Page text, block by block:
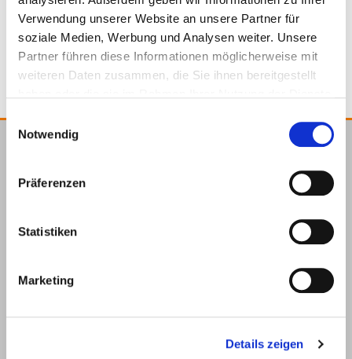
Verwendung unserer Website an unsere Partner für
soziale Medien, Werbung und Analysen weiter. Unsere
Partner führen diese Informationen möglicherweise mit
weiteren Daten zusammen, die Sie ihnen bereitgestellt
Einwilligungsauswahl
Notwendig
Präferenzen
Statistiken
Marketing
Details zeigen
Screw Stop
Unter dem Hofe 5
+49 2331 6245-0